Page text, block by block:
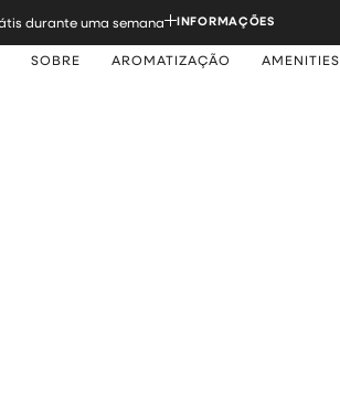
durante uma semana INFORMAÇÕES
SOBRE AROMATIZAÇÃO AMENITIES